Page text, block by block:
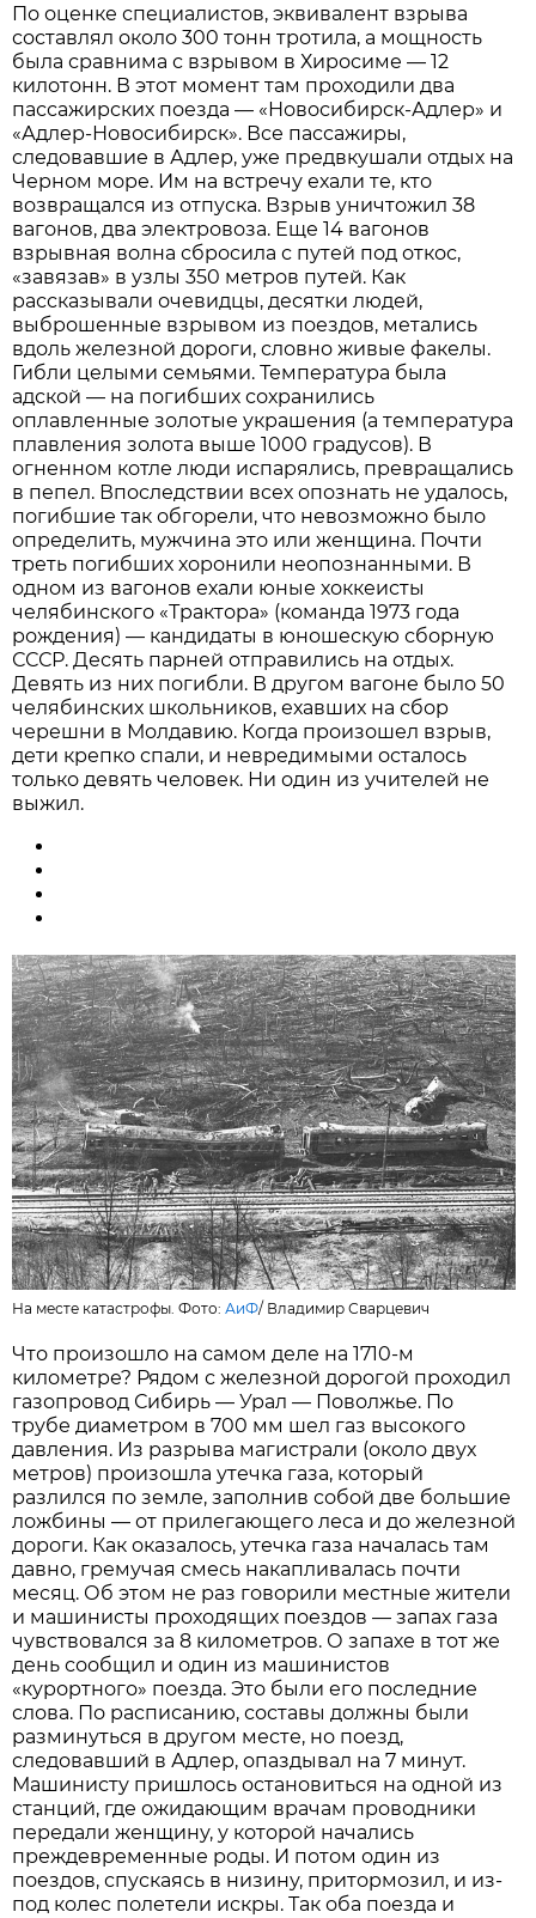
По оценке специалистов, эквивалент взрыва
составлял около 300 тонн тротила, а мощность
была сравнима с взрывом в Хиросиме — 12
килотонн. В этот момент там проходили два
пассажирских поезда — «Новосибирск-Адлер» и
«Адлер-Новосибирск». Все пассажиры,
следовавшие в Адлер, уже предвкушали отдых на
Черном море. Им на встречу ехали те, кто
возвращался из отпуска. Взрыв уничтожил 38
вагонов, два электровоза. Еще 14 вагонов
взрывная волна сбросила с путей под откос,
«завязав» в узлы 350 метров путей. Как
рассказывали очевидцы, десятки людей,
выброшенные взрывом из поездов, метались
вдоль железной дороги, словно живые факелы.
Гибли целыми семьями. Температура была
адской — на погибших сохранились
оплавленные золотые украшения (а температура
плавления золота выше 1000 градусов). В
огненном котле люди испарялись, превращались
в пепел. Впоследствии всех опознать не удалось,
погибшие так обгорели, что невозможно было
определить, мужчина это или женщина. Почти
треть погибших хоронили неопознанными. В
одном из вагонов ехали юные хоккеисты
челябинского «Трактора» (команда 1973 года
рождения) — кандидаты в юношескую сборную
СССР. Десять парней отправились на отдых.
Девять из них погибли. В другом вагоне было 50
челябинских школьников, ехавших на сбор
черешни в Молдавию. Когда произошел взрыв,
дети крепко спали, и невредимыми осталось
только девять человек. Ни один из учителей не
выжил.
На месте катастрофы. Фото:АиФ/ Владимир Сварцевич
Что произошло на самом деле на 1710-м
километре? Рядом с железной дорогой проходил
газопровод Сибирь — Урал — Поволжье. По
трубе диаметром в 700 мм шел газ высокого
давления. Из разрыва магистрали (около двух
метров) произошла утечка газа, который
разлился по земле, заполнив собой две большие
ложбины — от прилегающего леса и до железной
дороги. Как оказалось, утечка газа началась там
давно, гремучая смесь накапливалась почти
месяц. Об этом не раз говорили местные жители
и машинисты проходящих поездов — запах газа
чувствовался за 8 километров. О запахе в тот же
день сообщил и один из машинистов
«курортного» поезда. Это были его последние
слова. По расписанию, составы должны были
разминуться в другом месте, но поезд,
следовавший в Адлер, опаздывал на 7 минут.
Машинисту пришлось остановиться на одной из
станций, где ожидающим врачам проводники
передали женщину, у которой начались
преждевременные роды. И потом один из
поездов, спускаясь в низину, притормозил, и из-
под колес полетели искры. Так оба поезда и